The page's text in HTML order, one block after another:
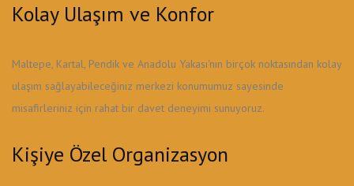
Kolay Ulaşım ve Konfor
Maltepe, Kartal, Pendik ve Anadolu Yakası'nın birçok noktasından kolay
ulaşım sağlayabileceğiniz merkezi konumumuz sayesinde
misafirleriniz için rahat bir davet deneyimi sunuyoruz.
Kişiye Özel Organizasyon